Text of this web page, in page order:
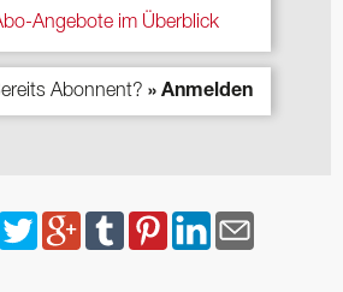
Angebote im Überblick
Abonnent? » Anmelden